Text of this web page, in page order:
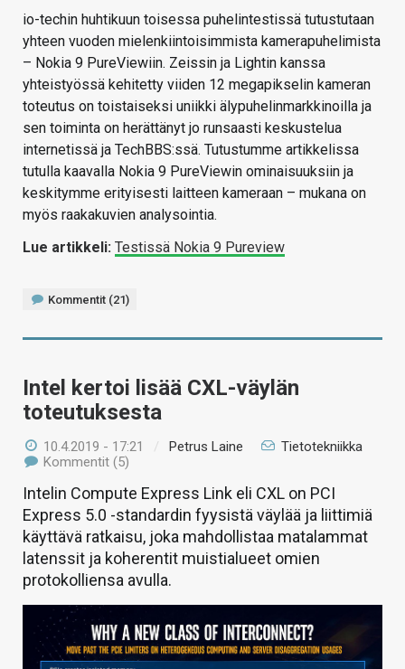
io-techin huhtikuun toisessa puhelintestissä tutustutaan
yhteen vuoden mielenkiintoisimmista kamerapuhelimista
– Nokia 9 PureViewiin. Zeissin ja Lightin kanssa
yhteistyössä kehitetty viiden 12 megapikselin kameran
toteutus on toistaiseksi uniikki älypuhelinmarkkinoilla ja
sen toiminta on herättänyt jo runsaasti keskustelua
internetissä ja TechBBS:ssä. Tutustumme artikkelissa
tutulla kaavalla Nokia 9 PureViewin ominaisuuksiin ja
keskitymme erityisesti laitteen kameraan – mukana on
myös raakakuvien analysointia.
Lue artikkeli: Testissä Nokia 9 Pureview
Kommentit (21)
Intel kertoi lisää CXL-väylän
toteutuksesta
10.4.2019 - 17:21 / Petrus Laine
Tietotekniikka
Kommentit (5)
Intelin Compute Express Link eli CXL on PCI
Express 5.0 -standardin fyysistä väylää ja liittimiä
käyttävä ratkaisu, joka mahdollistaa matalammat
latenssit ja koherentit muistialueet omien
protokolliensa avulla.